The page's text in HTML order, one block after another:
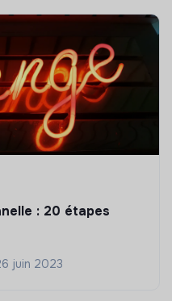
: 20 étapes
juin 2023